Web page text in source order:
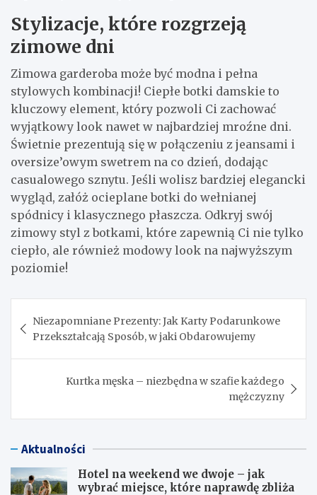
Stylizacje, które rozgrzeją
zimowe dni
Zimowa garderoba może być modna i pełna
stylowych kombinacji! Ciepłe botki damskie to
kluczowy element, który pozwoli Ci zachować
wyjątkowy look nawet w najbardziej mroźne dni.
Świetnie prezentują się w połączeniu z jeansami i
oversize’owym swetrem na co dzień, dodając
casualowego sznytu. Jeśli wolisz bardziej elegancki
wygląd, załóż ocieplane botki do wełnianej
spódnicy i klasycznego płaszcza. Odkryj swój
zimowy styl z botkami, które zapewnią Ci nie tylko
ciepło, ale również modowy look na najwyższym
poziomie!
wpisu
Niezapomniane Prezenty: Jak Karty Podarunkowe
Przekształcają Sposób, w jaki Obdarowujemy
Kurtka męska – niezbędna w szafie każdego
mężczyzny
Aktualności
Hotel na weekend we dwoje – jak
wybrać miejsce, które naprawdę zbliża